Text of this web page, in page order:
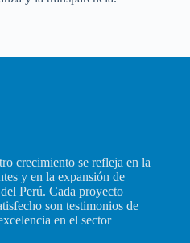
crecimiento se refleja en la
y en la expansión de
Perú. Cada proyecto
son testimonios de
en el sector